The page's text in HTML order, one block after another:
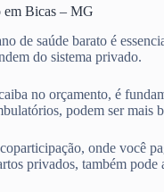
em Bicas – MG
de saúde barato é
do sistema privado.
no orçamento, é
podem ser mais
onde você
privados, também pode